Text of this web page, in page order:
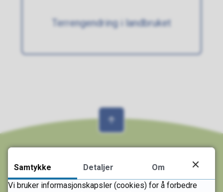
Terrengendring i landbruket
Skriv til oss
Samtykke Detaljer
Om
Vi bruker informasjonskapsler (cookies) for å forbedre